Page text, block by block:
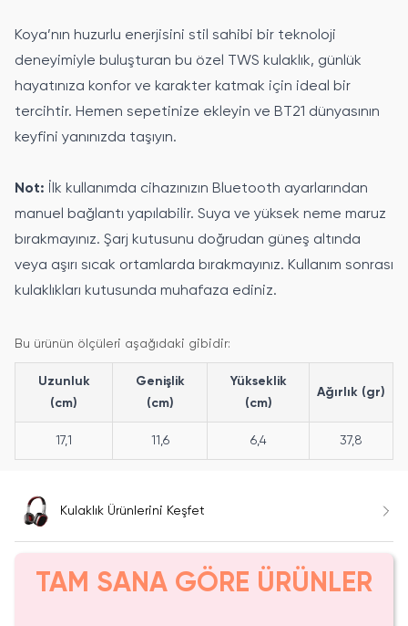
Koya’nın huzurlu enerjisini stil sahibi bir teknoloji
deneyimiyle buluşturan bu özel TWS kulaklık, günlük
hayatınıza konfor ve karakter katmak için ideal bir
tercihtir. Hemen sepetinize ekleyin ve BT21 dünyasının
keyfini yanınızda taşıyın.
Not: İlk kullanımda cihazınızın Bluetooth ayarlarından
manuel bağlantı yapılabilir. Suya ve yüksek neme maruz
bırakmayınız. Şarj kutusunu doğrudan güneş altında
veya aşırı sıcak ortamlarda bırakmayınız. Kullanım sonrası
kulaklıkları kutusunda muhafaza ediniz.
Bu ürünün ölçüleri aşağıdaki gibidir:
Uzunluk
(cm)
Genişlik
(cm)
Yükseklik
(cm)
Ağırlık (gr)
17,1 11,6 6,4 37,8
Kulaklık Ürünlerini Keşfet
TAM SANA GÖRE ÜRÜNLER